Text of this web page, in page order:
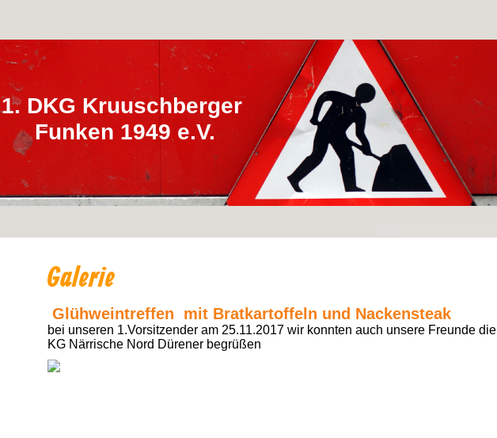
1. DKG Kruuschberger
Funken 1949 e.V.
Galerie
Glühweintreffen mit Bratkartoffeln und Nackensteak
bei unseren 1.Vorsitzender am 25.11.2017 wir konnten auch unsere Freunde die
KG Närrische Nord Dürener begrüßen